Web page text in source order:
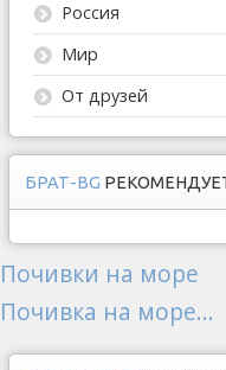
Россия
Мир
От друзей
БРАТ-BG
Почивки на море
Почивка на море...